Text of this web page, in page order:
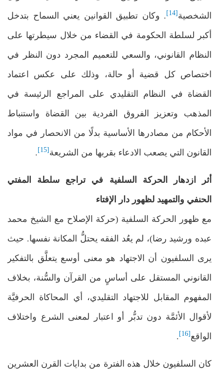
الشخصية [14]
. وكان تطبيق القوانين يعني السماح بتدخل
أكبر لسلطة الحكومة في القضاء من خلال سيطرتها على
النظام القانوني، والسعي للتعميم المجرد دون النظر في
اختصاص كل قضية أو حالة، وذلك على عكس اعتماد
القضاة في النظام التقليدي على المراجع الرئيسة في
المذهب وتعزيز الفروق الفردية بين القضاة واستنباط
الأحكام من مصادرها الأساسية بدلًا من الانحصار في مواد
القانون التي يصعب الادعاء بقربها من الشريعة [15]
.
أثر ازدهار الحركة السلفية في تراجع سلطة المفتي
الحنفي والتمهيد لظهور دار الإفتاء
مع ظهور الحركة السلفية (حركة الإصلاح مع الشيخ محمد
عبده ورشيد رضا)، لم يعُد الفقه يحتلُّ المكانة نفسها. حيث
يرى السلفيون أن الاجتهاد هو معنى أوسع يتعلَّق بالتفكير
القانوني المستقل على أساسٍ من القرآن والسُّنة، بخلاف
المفهوم المقابل للاجتهاد التقليدي، أي المحاكاة الحرفيَّة
لأقوال الأئمَّة دون تدبُّر أو اعتبار لمعنى الشرع واختلاف
الواقع [16]
.
كان السلفيون خلال هذه الفترة من بدايات القرن العشرين